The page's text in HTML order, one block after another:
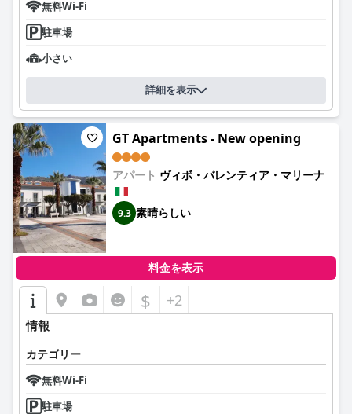
無料Wi-Fi
駐車場
小さい
詳細を表示
GT Apartments - New opening
アパート ヴィボ・バレンティア・マリーナ
9.3 素晴らしい
料金を表示
$ +2
情報
カテゴリー
無料Wi-Fi
駐車場